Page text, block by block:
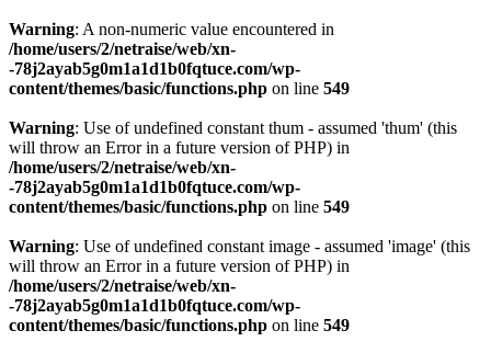
Warning: A non-numeric value encountered in
/home/users/2/netraise/web/xn-
-78j2ayab5g0m1a1d1b0fqtuce.com/wp-
content/themes/basic/functions.php on line 549
Warning: Use of undefined constant thum - assumed 'thum' (this
will throw an Error in a future version of PHP) in
/home/users/2/netraise/web/xn-
-78j2ayab5g0m1a1d1b0fqtuce.com/wp-
content/themes/basic/functions.php on line 549
Warning: Use of undefined constant image - assumed 'image' (this
will throw an Error in a future version of PHP) in
/home/users/2/netraise/web/xn-
-78j2ayab5g0m1a1d1b0fqtuce.com/wp-
content/themes/basic/functions.php on line 549